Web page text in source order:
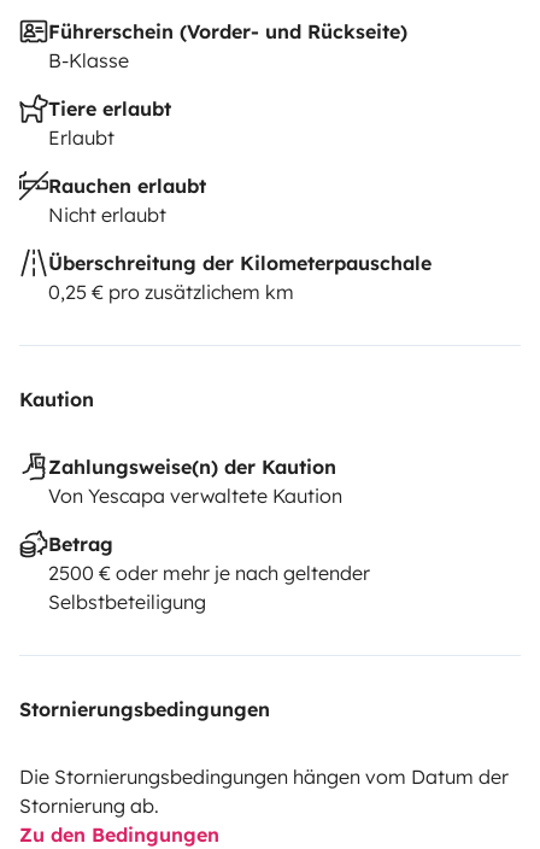
Führerschein (Vorder- und Rückseite)
B-Klasse
Tiere erlaubt
Erlaubt
Rauchen erlaubt
Nicht erlaubt
Überschreitung der Kilometerpauschale
0,25 € pro zusätzlichem km
Kaution
Zahlungsweise(n) der Kaution
Von Yescapa verwaltete Kaution
Betrag
2500 € oder mehr je nach geltender
Selbstbeteiligung
Stornierungsbedingungen
Die Stornierungsbedingungen hängen vom Datum der
Stornierung ab.
Zu den Bedingungen